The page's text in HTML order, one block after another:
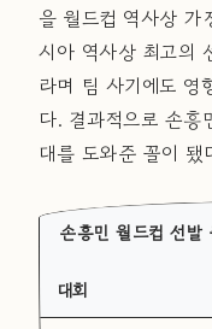
을 월드컵 역사상
시아 역사상 최고의
라며 팀 사기에도 영
다. 결과적으로 손흥
대를 도와준 꼴이
손흥민 월드컵 선발
대회